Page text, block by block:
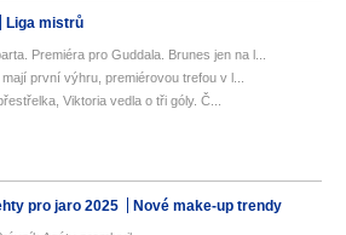
Liga mistrů
Premiéra pro Guddala. Brunes jen na l...
první výhru, premiérovou trefou v l...
Viktoria vedla o tři góly. Č...
pro jaro 2025 Nové make-up trendy